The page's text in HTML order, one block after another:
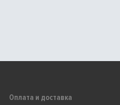
Оплата и доставка